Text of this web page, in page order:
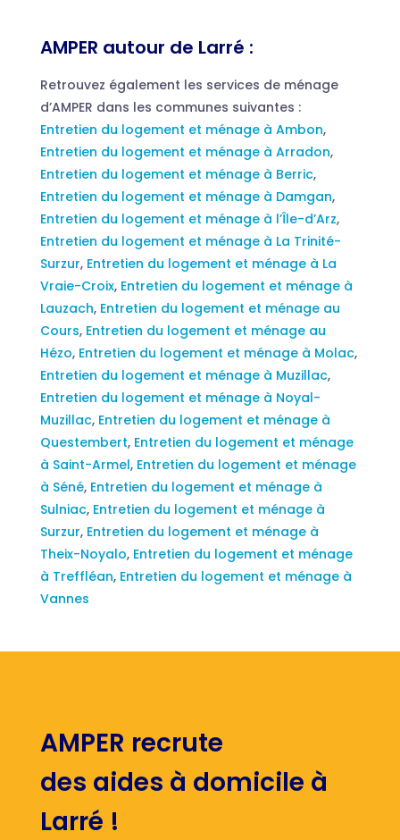
AMPER autour de Larré :
Retrouvez également les services de ménage
d’AMPER dans les communes suivantes :
Entretien du logement et ménage à Ambon,
Entretien du logement et ménage à Arradon,
Entretien du logement et ménage à Berric,
Entretien du logement et ménage à Damgan,
Entretien du logement et ménage à l’Île-d’Arz,
Entretien du logement et ménage à La Trinité-
Surzur, Entretien du logement et ménage à La
Vraie-Croix, Entretien du logement et ménage à
Lauzach, Entretien du logement et ménage au
Cours, Entretien du logement et ménage au
Hézo, Entretien du logement et ménage à Molac,
Entretien du logement et ménage à Muzillac,
Entretien du logement et ménage à Noyal-
Muzillac, Entretien du logement et ménage à
Questembert, Entretien du logement et ménage
à Saint-Armel, Entretien du logement et ménage
à Séné, Entretien du logement et ménage à
Sulniac, Entretien du logement et ménage à
Surzur, Entretien du logement et ménage à
Theix-Noyalo, Entretien du logement et ménage
à Treffléan, Entretien du logement et ménage à
Vannes
AMPER recrute
des aides à domicile à
Larré !